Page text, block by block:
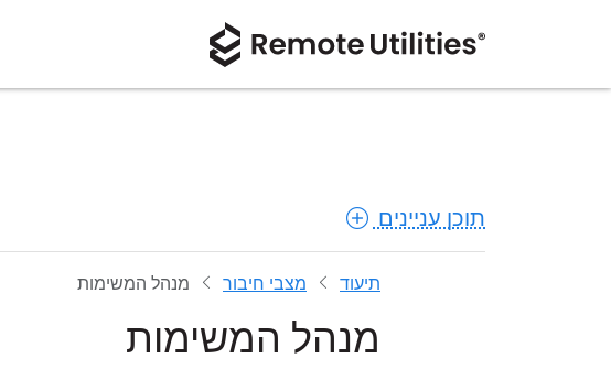
תוכן עניינים
תיעוד מצבי חיבור מנהל המשימות
מנהל המשימות